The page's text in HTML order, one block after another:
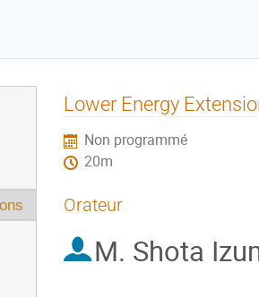
Lower Energy
Non programmé
20m
Orateur
M. Shota